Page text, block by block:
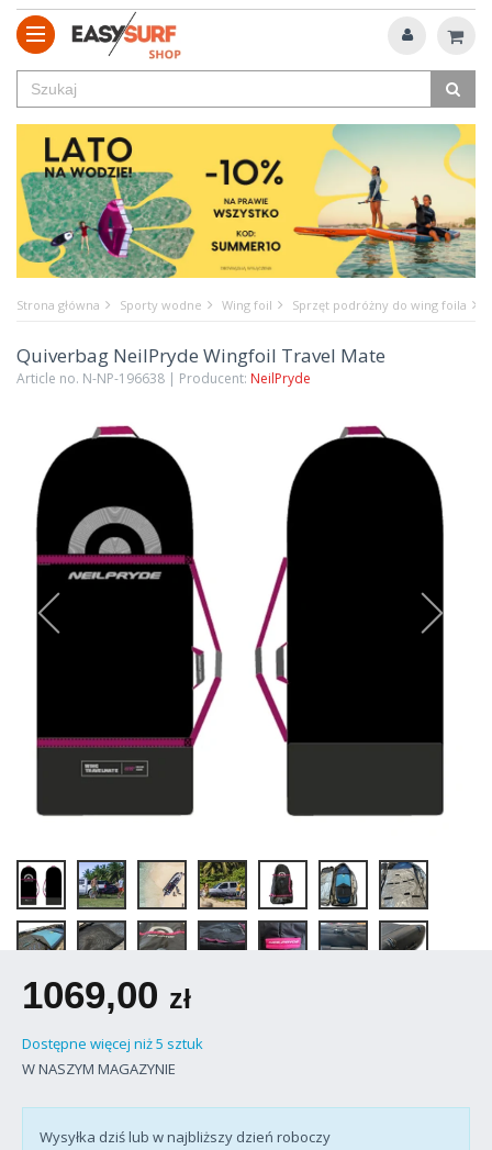
Strona główna Sporty wodne Wing foil Sprzęt podróżny do wing foila
Quiverbag NeilPryde Wingfoil Travel Mate
Article no. N-NP-196638 | Producent: NeilPryde
1069,00 zł
Dostępne więcej niż 5 sztuk
W NASZYM MAGAZYNIE
Wysyłka dziś lub w najbliższy dzień roboczy